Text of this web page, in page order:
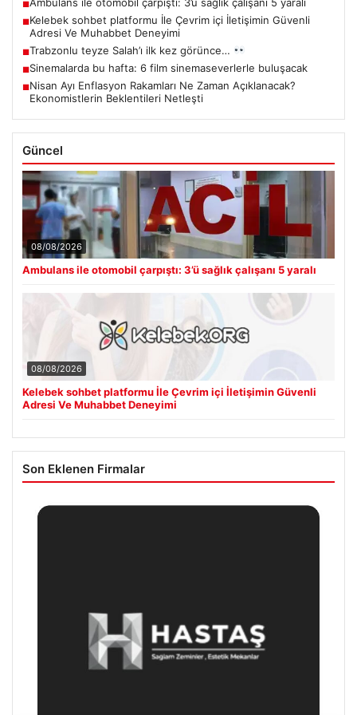
■
■Kelebek sohbet platformu İle Çevrim içi İletişimin Güvenli
Adresi Ve Muhabbet Deneyimi
■Trabzonlu teyze Salah’ı ilk kez görünce…
■Sinemalarda bu hafta: 6 film sinemaseverlerle buluşacak
■Nisan Ayı Enflasyon Rakamları Ne Zaman Açıklanacak?
Ekonomistlerin Beklentileri Netleşti
Güncel
08/08/2026
Ambulans ile otomobil çarpıştı: 3’ü sağlık çalışanı 5 yaralı
08/08/2026
Kelebek sohbet platformu İle Çevrim içi İletişimin Güvenli
Adresi Ve Muhabbet Deneyimi
Son Eklenen Firmalar